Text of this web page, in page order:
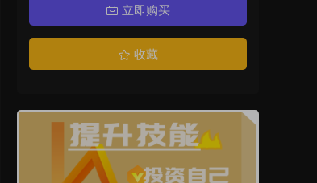
立即购买
收藏